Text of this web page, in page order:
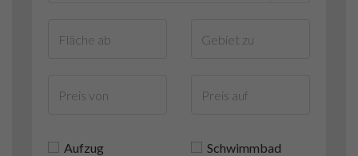
Aufzug Schwimmbad